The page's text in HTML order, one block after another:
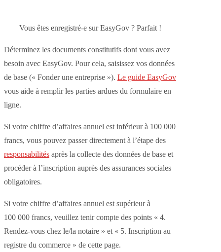
Vous êtes enregistré-e sur EasyGov ? Parfait !
Déterminez les documents constitutifs dont vous avez
besoin avec EasyGov. Pour cela, saisissez vos données
de base (« Fonder une entreprise »). Le guide EasyGov
vous aide à remplir les parties ardues du formulaire en
ligne.
Si votre chiffre d’affaires annuel est inférieur à 100 000
francs, vous pouvez passer directement à l’étape des
responsabilités après la collecte des données de base et
procéder à l’inscription auprès des assurances sociales
obligatoires.
Si votre chiffre d’affaires annuel est supérieur à
100 000 francs, veuillez tenir compte des points « 4.
Rendez-vous chez le/la notaire » et « 5. Inscription au
registre du commerce » de cette page.